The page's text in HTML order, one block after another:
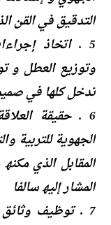
التدقیق في القن
5 . اتخاذ
وتوزیع العطل و
تدخل كلھا في
6 . حقیقة
الجھویة للتربیة
المقابل الذي
المشار إلیھ سالفا
7 . توظیف